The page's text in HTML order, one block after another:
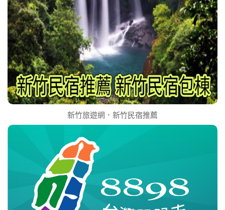
新竹旅遊網．新竹民宿推薦